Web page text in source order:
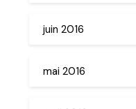
juin 2016
mai 2016